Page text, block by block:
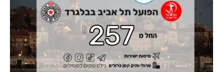
הפועל
אביב
למסע
המופלא
ביורוליג!